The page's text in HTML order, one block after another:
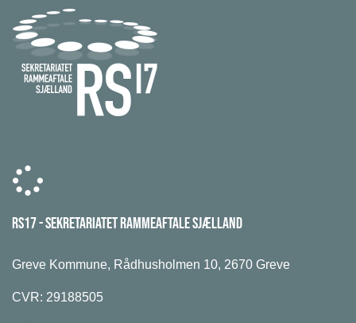
RS17 - SEKRETARIATETRAMMEAFTALE SJÆLLAND
Greve Kommune, Rådhusholmen 10, 2670 Greve
CVR: 29188505